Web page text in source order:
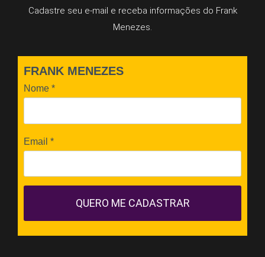
Cadastre seu e-mail e receba informações do Frank
Menezes.
FRANK MENEZES
Nome *
Email *
QUERO ME CADASTRAR